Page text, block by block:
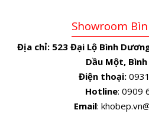
Showroom
Địa chỉ: 523 Đại Lộ Bình
Dầu Một,
Điện thoại:
Hotline: 0909
Email: